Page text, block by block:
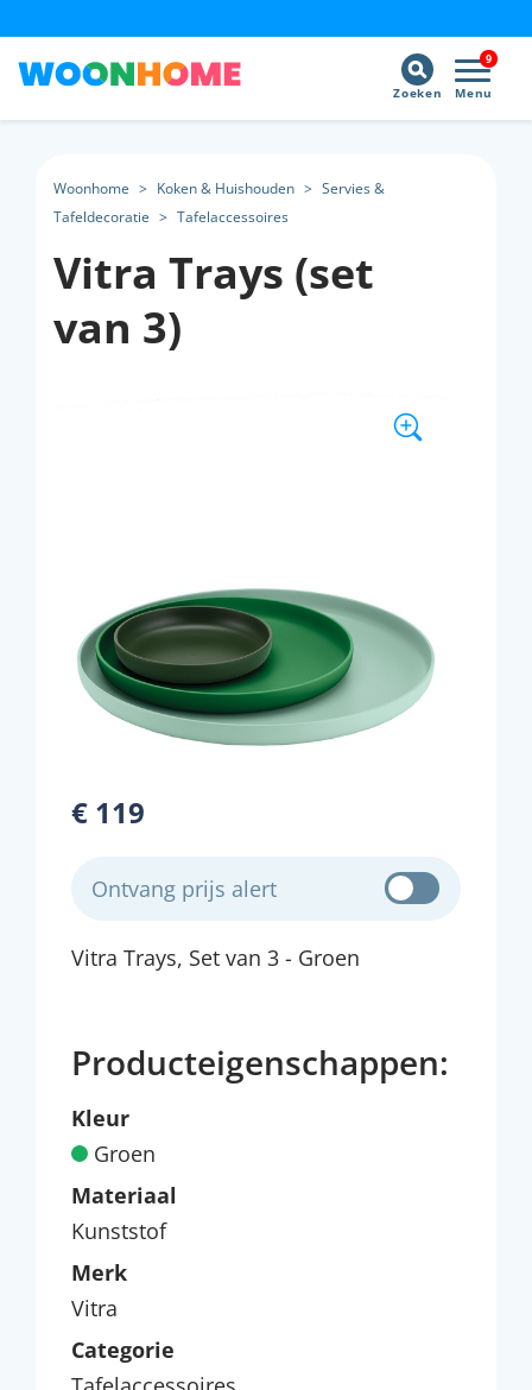
9
Menu
Zoeken
Woonhome > Koken & Huishouden > Servies &
Tafeldecoratie > Tafelaccessoires
Vitra Trays (set
van 3)
€ 119
Ontvang prijs alert
Vitra Trays, Set van 3 - Groen
Producteigenschappen:
Kleur
Groen
Materiaal
Kunststof
Merk
Vitra
Categorie